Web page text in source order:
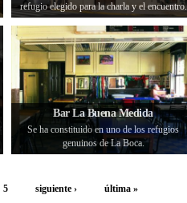
refugio elegido para la charla y el encuentro.
Bar La Buena Medida
Se ha constituido en uno de los refugios
genuinos de La Boca.
5 siguiente › última »